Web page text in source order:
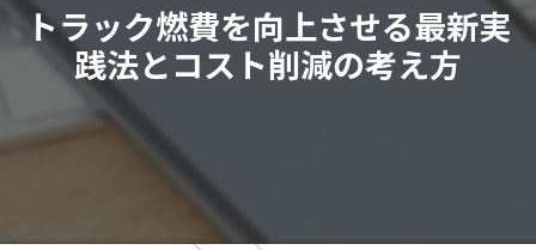
トラック燃費を向上させる最新実
践法とコスト削減の考え方